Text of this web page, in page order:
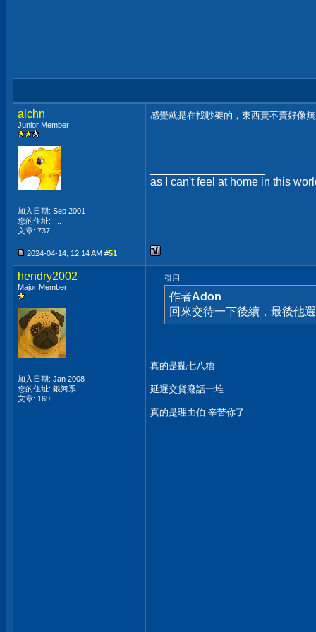
alchn
Junior Member
加入日期: Sep 2001
您的住址: ....
文章: 737
感覺就是在找吵架的，東西賣不賣好像
as I can't feel at home in this
2024-04-14, 12:14 AM #51
hendry2002
Major Member
加入日期: Jan 2008
您的住址: 銀河系
文章: 169
引用:
作者Adon
回來交待一下後續，最後他
真的是亂七八糟
延遲交貨廢話一堆
真的是理由伯 辛苦你了